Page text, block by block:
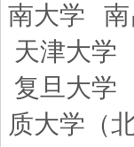
南大学
天津大学
复旦大学
质大学（北